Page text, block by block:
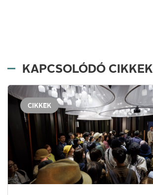
KAPCSOLÓDÓ CIKKEK
CIKKEK